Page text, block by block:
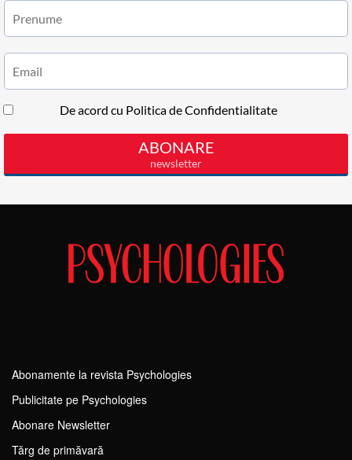
Abonamente la revista Psychologies
Publicitate pe Psychologies
Abonare Newsletter
Tărg de primăvară